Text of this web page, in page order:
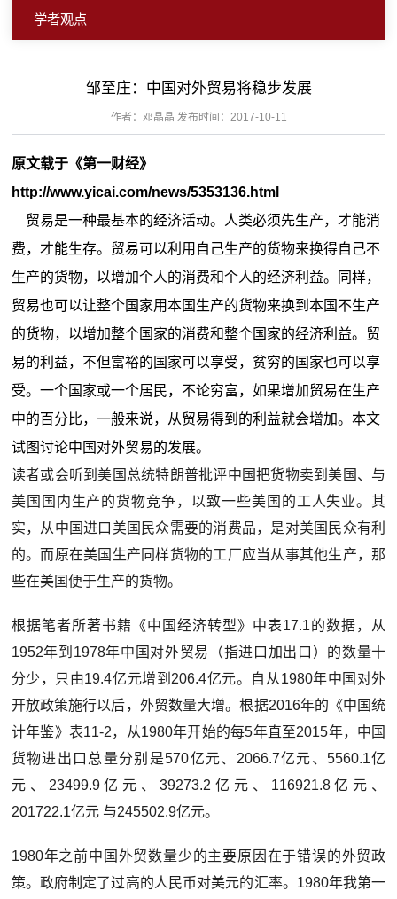
学者观点
邹至庄：中国对外贸易将稳步发展
作者：邓晶晶 发布时间：2017-10-11
原文载于《第一财经》
http://www.yicai.com/news/5353136.html
贸易是一种最基本的经济活动。人类必须先生产，才能消
费，才能生存。贸易可以利用自己生产的货物来换得自己不
生产的货物，以增加个人的消费和个人的经济利益。同样，
贸易也可以让整个国家用本国生产的货物来换到本国不生产
的货物，以增加整个国家的消费和整个国家的经济利益。贸
易的利益，不但富裕的国家可以享受，贫穷的国家也可以享
受。一个国家或一个居民，不论穷富，如果增加贸易在生产
中的百分比，一般来说，从贸易得到的利益就会增加。本文
试图讨论中国对外贸易的发展。
读者或会听到美国总统特朗普批评中国把货物卖到美国、与
美国国内生产的货物竞争，以致一些美国的工人失业。其
实，从中国进口美国民众需要的消费品，是对美国民众有利
的。而原在美国生产同样货物的工厂应当从事其他生产，那
些在美国便于生产的货物。
根据笔者所著书籍《中国经济转型》中表17.1的数据，从
1952年到1978年中国对外贸易（指进口加出口）的数量十
分少，只由19.4亿元增到206.4亿元。自从1980年中国对外
开放政策施行以后，外贸数量大增。根据2016年的《中国统
计年鉴》表11-2，从1980年开始的每5年直至2015年，中国
货物进出口总量分别是570亿元、2066.7亿元、5560.1亿
元、23499.9亿元、39273.2亿元、116921.8亿元、
201722.1亿元 与245502.9亿元。
1980年之前中国外贸数量少的主要原因在于错误的外贸政
策。政府制定了过高的人民币对美元的汇率。1980年我第一